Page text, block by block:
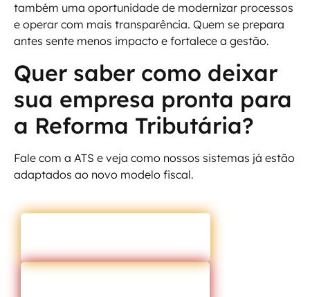
também uma oportunidade de modernizar processos
e operar com mais transparência. Quem se prepara
antes sente menos impacto e fortalece a gestão.
Quer saber como deixar
sua empresa pronta para
a Reforma Tributária?
Fale com a ATS e veja como nossos sistemas já estão
adaptados ao novo modelo fiscal.